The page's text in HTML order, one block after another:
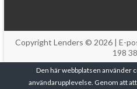
Copyright Lenders © 2026 | E-
198
Om Lenders Kontakt Allmänna
DMCA
Den här webbplatsen använder
användarupplevelse. Genom att